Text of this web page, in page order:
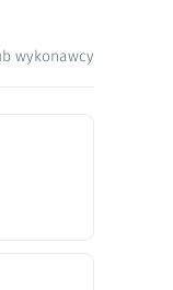
wykonawcy